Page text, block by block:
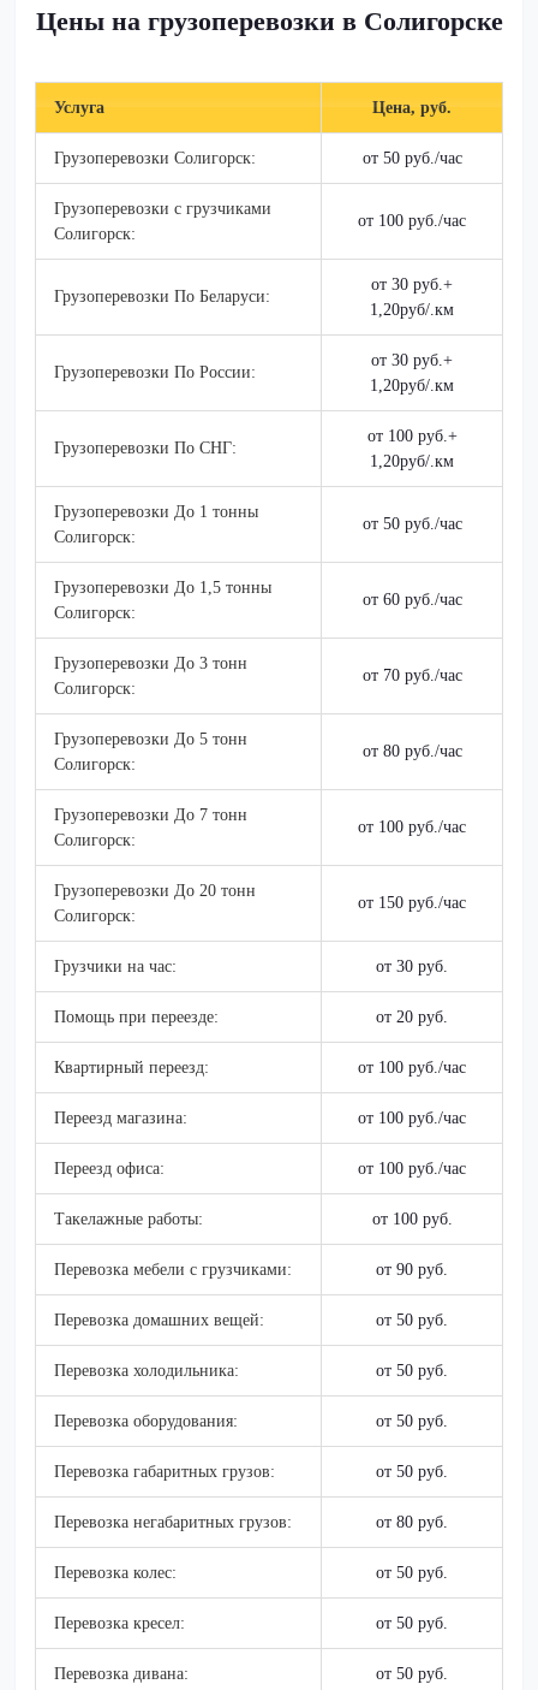
Цены на грузоперевозки в Солигорске
Услуга Цена, руб.
Грузоперевозки Солигорск: от 50 руб./час
Грузоперевозки c грузчиками
Солигорск:
от 100 руб./час
Грузоперевозки По Беларуси:
от 30 руб.+
1,20руб/.км
Грузоперевозки По России:
от 30 руб.+
1,20руб/.км
Грузоперевозки По СНГ:
от 100 руб.+
1,20руб/.км
Грузоперевозки До 1 тонны
Солигорск:
от 50 руб./час
Грузоперевозки До 1,5 тонны
Солигорск:
от 60 руб./час
Грузоперевозки До 3 тонн
Солигорск:
от 70 руб./час
Грузоперевозки До 5 тонн
Солигорск:
от 80 руб./час
Грузоперевозки До 7 тонн
Солигорск:
от 100 руб./час
Грузоперевозки До 20 тонн
Солигорск:
от 150 руб./час
Грузчики на час: от 30 руб.
Помощь при переезде: от 20 руб.
Квартирный переезд: от 100 руб./час
Переезд магазина: от 100 руб./час
Переезд офиса: от 100 руб./час
Такелажные работы: от 100 руб.
Перевозка мебели с грузчиками: от 90 руб.
Перевозка домашних вещей: от 50 руб.
Перевозка холодильника: от 50 руб.
Перевозка оборудования: от 50 руб.
Перевозка габаритных грузов: от 50 руб.
Перевозка негабаритных грузов: от 80 руб.
Перевозка колес: от 50 руб.
Перевозка кресел: от 50 руб.
Перевозка дивана: от 50 руб.